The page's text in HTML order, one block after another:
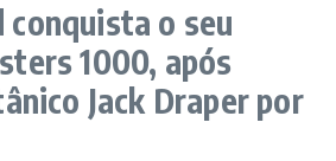
conquista o seu
1000, após
Jack Draper por